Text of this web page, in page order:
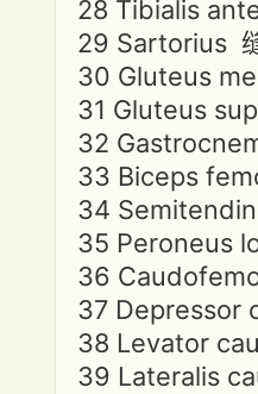
28 Tibialis
29 Sartorius
30 Gluteus
31 Gluteus
32
33 Biceps
34
35 Peroneus
36
37 Depressor
38 Levator
39 Lateralis